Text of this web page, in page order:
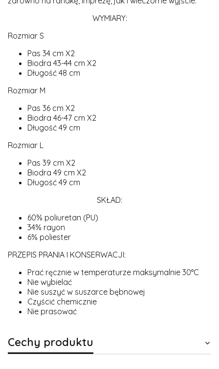
WYMIARY:
Rozmiar S
Pas 34 cm X2
Biodra 43-44 cm X2
Długość 48 cm
Rozmiar M
Pas 36 cm X2
Biodra 46-47 cm X2
Długość 49 cm
Rozmiar L
Pas 39 cm X2
Biodra 49 cm X2
Długość 49 cm
SKŁAD:
60% poliuretan (PU)
34% rayon
6% poliester
PRZEPIS PRANIA I KONSERWACJI:
Prać ręcznie w temperaturze maksymalnie 30°C
Nie wybielać
Nie suszyć w suszarce bębnowej
Czyścić chemicznie
Nie prasować
Cechy produktu